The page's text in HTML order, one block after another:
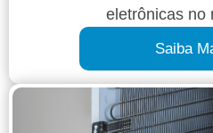
eletrônicas no
Saiba